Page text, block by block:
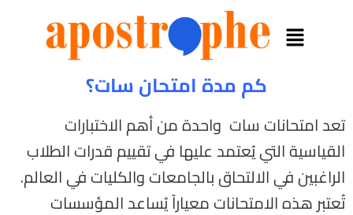
كم مدة امتحان سات؟
تعد امتحانات سات واحدة من أهم الاختبارات
القياسية التي يُعتمد عليها في تقييم قدرات الطلاب
الراغبين في الالتحاق بالجامعات والكليات في العالم.
تُعتبر هذه الامتحانات معياراً يُساعد المؤسسات